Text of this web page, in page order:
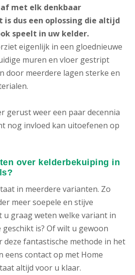
met elk denkbaar
is dus een oplossing die altijd
speelt in uw kelder.
eigenlijk in een gloednieuwe
muren en vloer gestript
door meerdere lagen sterke en
gerust weer een paar decennia
nog invloed kan uitoefenen op
over kelderbekuiping in
in meerdere varianten. Zo
meer soepele en stijve
u graag weten welke variant in
is? Of wilt u gewoon
fantastische methode in het
eens contact op met Home
altijd voor u klaar.